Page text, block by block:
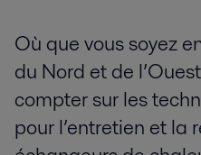
Où que vous soyez
du Nord et de
compter sur les
pour l’entretien et la